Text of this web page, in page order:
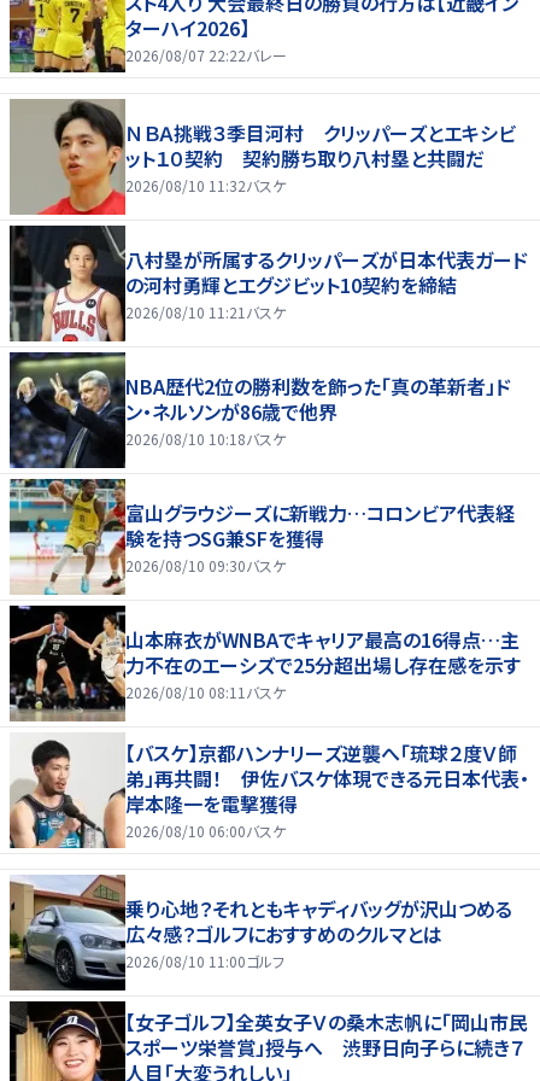
ターハイ2026】
2026/08/07 22:22バレー
ＮＢＡ挑戦３季目河村 クリッパーズとエキシビ
ット１０契約 契約勝ち取り八村塁と共闘だ
2026/08/10 11:32バスケ
八村塁が所属するクリッパーズが日本代表ガード
の河村勇輝とエグジビット10契約を締結
2026/08/10 11:21 バスケ
NBA歴代2位の勝利数を飾った「真の革新者」ド
ン・ネルソンが86歳で他界
2026/08/10 10:18バスケ
富山グラウジーズに新戦力…コロンビア代表経
験を持つSG兼SFを獲得
2026/08/10 09:30バスケ
山本麻衣がWNBAでキャリア最高の16得点…主
力不在のエーシズで25分超出場し存在感を示す
2026/08/10 08:11 バスケ
【バスケ】京都ハンナリーズ逆襲へ「琉球２度Ｖ師
弟」再共闘！ 伊佐バスケ体現できる元日本代表・
岸本隆一を電撃獲得
2026/08/10 06:00バスケ
乗り心地？それともキャディバッグが沢山つめる
広々感？ゴルフにおすすめのクルマとは
2026/08/10 11:00ゴルフ
【女子ゴルフ】全英女子Ｖの桑木志帆に「岡山市民
スポーツ栄誉賞」授与へ 渋野日向子らに続き７
人目「大変うれしい」